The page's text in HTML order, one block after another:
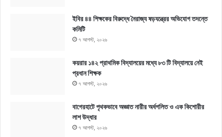
ইবির ৪৪ শিক্ষকের বিরুদ্ধে নৈরাজ্য ষড়যন্ত্রের অভিযোগ তদন্তে
কমিটি
৭ আগস্ট, ২০২৬
কয়রার ১৪২ প্রাথমিক বিদ্যালয়ের মধ্যে ৮৩ টি বিদ্যালয়ে নেই
প্রধান শিক্ষক
৭ আগস্ট, ২০২৬
বাগেরহাটে পৃথকভাবে অজ্ঞাত নারীর অর্ধগলিত ও এক কিশোরীর
লাশ উদ্ধার
৭ আগস্ট, ২০২৬